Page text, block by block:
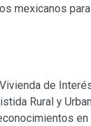
mexicanos
de
Rural y